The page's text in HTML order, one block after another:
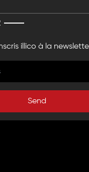
illico à la
Send